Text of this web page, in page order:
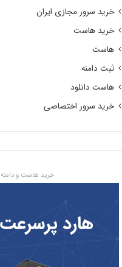
خرید سرور مجازی ایران
خرید هاست
هاست
ثبت دامنه
هاست دانلود
خرید سرور اختصاصی
خرید هاست و دامنه